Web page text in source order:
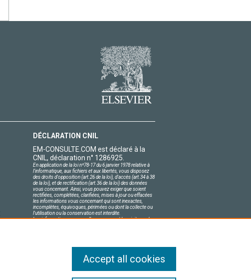
DÉCLARATION CNIL
EM-CONSULTE.COM est déclaré à la
CNIL, déclaration n° 1286925.
En application de la loi nº78-17 du 6 janvier 1978 relative à
l'informatique, aux fichiers et aux libertés, vous disposez
des droits d'opposition (art.26 de la loi), d'accès (art.34 à 38
de la loi), et de rectification (art.36 de la loi) des données
vous concernant. Ainsi, vous pouvez exiger que soient
rectifiées, complétées, clarifiées, mises à jour ou effacées
les informations vous concernant qui sont inexactes,
incomplètes, équivoques, périmées ou dont la collecte ou
l'utilisation ou la conservation est interdite.
Les informations personnelles concernant les visiteurs de
Accept all cookies